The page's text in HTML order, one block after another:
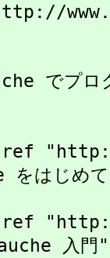
でプロ
はじめ
入